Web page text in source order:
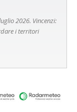
2026. Vincenzi:
i territori